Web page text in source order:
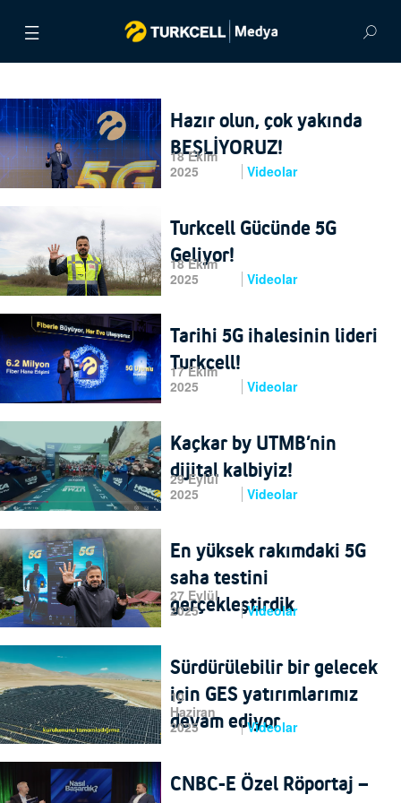
VİDEOLAR
GÖRSEL ARŞİV
ENGLISH
18 Ekim
2025
Videolar
Hazır olun, çok yakında
BEŞLİYORUZ!
18 Ekim
2025
Videolar
Turkcell Gücünde 5G
Geliyor!
17 Ekim
2025
Videolar
Tarihi 5G ihalesinin lideri
Turkcell!
29 Eylül
2025
Videolar
Kaçkar by UTMB’nin
dijital kalbiyiz!
27 Eylül
2025
Videolar
En yüksek rakımdaki 5G
saha testini
gerçekleştirdik
10
Haziran
2025
Videolar
Sürdürülebilir bir gelecek
için GES yatırımlarımız
devam ediyor
CNBC-E Özel Röportaj –